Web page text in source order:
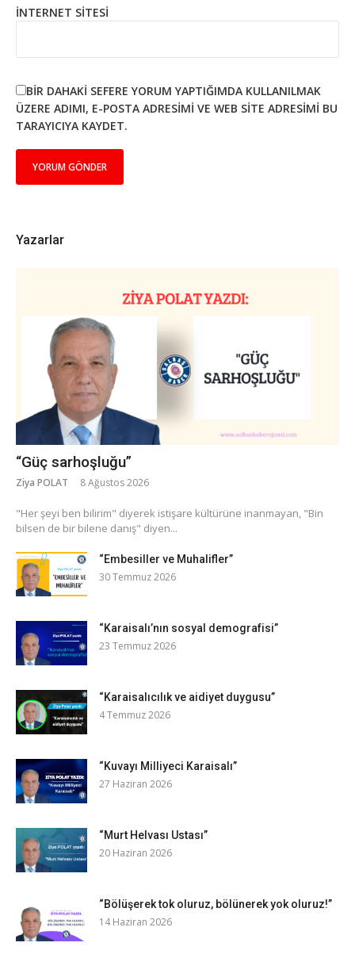
İNTERNET SITESI
BIR DAHAKI SEFERE YORUM YAPTIĞIMDA KULLANILMAK
ÜZERE ADIMI, E-POSTA ADRESIMI VE WEB SITE ADRESIMI BU
TARAYICIYA KAYDET.
Yazarlar
“Güç sarhoşluğu”
Ziya POLAT 8 Ağustos 2026
​"Her şeyi ben bilirim" diyerek istişare kültürüne inanmayan, "Bin
bilsen de bir bilene danış" diyen...
“Embesiller ve Muhalifler”
30 Temmuz 2026
“Karaisalı’nın sosyal demografisi”
23 Temmuz 2026
“Karaisalıcılık ve aidiyet duygusu”
4 Temmuz 2026
“Kuvayı Milliyeci Karaisalı”
27 Haziran 2026
“Murt Helvası Ustası”
20 Haziran 2026
“Bölüşerek tok oluruz, bölünerek yok oluruz!”
14 Haziran 2026